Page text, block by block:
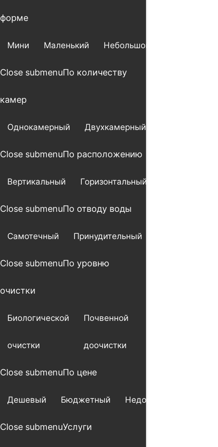
форме
Мини Маленький Небольшой
Close submenuПо количеству
камер
Однокамерный Двухкамерный
Close submenuПо расположению
Вертикальный Горизонтальный
Close submenuПо отводу воды
Самотечный Принудительный
Close submenuПо уровню
очистки
Биологической
очистки
Почвенной
доочистки
Close submenuПо цене
Дешевый Бюджетный Недорогой
Close submenuУслуги